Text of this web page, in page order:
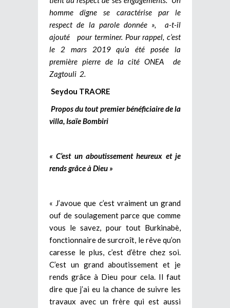
homme digne se caractérise par le
respect de la parole donnée », a-t-il
ajouté pour terminer. Pour rappel, c’est
le 2 mars 2019 qu’a été posée la
première pierre de la cité ONEA de
Zagtouli 2.
Seydou TRAORE
Propos du tout premier bénéficiaire de la
villa, Isaïe Bombiri
« C’est un aboutissement heureux et je
rends grâce à Dieu »
« J’avoue que c’est vraiment un grand
ouf de soulagement parce que comme
vous le savez, pour tout Burkinabè,
fonctionnaire de surcroît, le rêve qu’on
caresse le plus, c’est d’être chez soi.
C’est un grand aboutissement et je
rends grâce à Dieu pour cela. Il faut
dire que j’ai eu la chance de suivre les
travaux avec un frère qui est aussi